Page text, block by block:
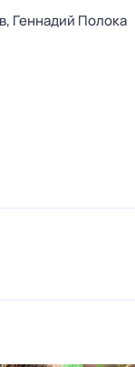
Геннадий Полока